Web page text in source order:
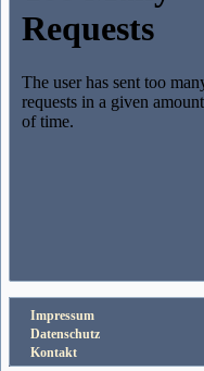
Impressum
Datenschutz
Kontakt